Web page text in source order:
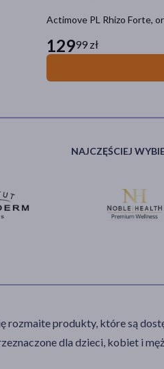
Actimove PL Rhizo Forte,
12999 zł
NAJCZĘŚCIEJ
rozmaite produkty, które są
dla dzieci, kobiet i